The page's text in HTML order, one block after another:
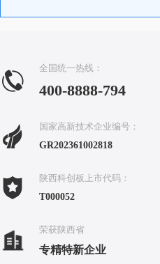
全国统一热线：
400-8888-794
国家高新技术企业编号：
GR202361002818
陕西科创板上市代码：
T000052
荣获陕西省
专精特新企业